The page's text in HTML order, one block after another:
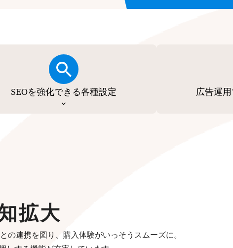
SEOを強化できる各種設定 広告運
拡大
の連携を図り、購入体験がいっそうスムーズに。